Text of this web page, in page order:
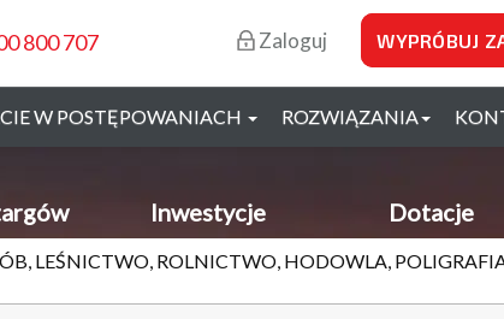
800 707 Zaloguj WYPRÓBUJ
W POSTĘPOWANIACH ROZWIĄZANIA
Inwestycje Dotacje
LEŚNICTWO, ROLNICTWO, HODOWLA,